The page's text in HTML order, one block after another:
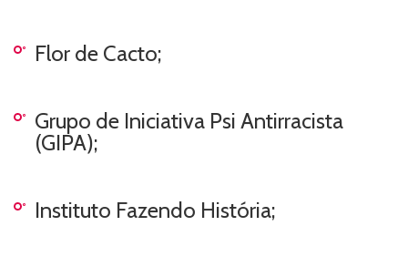
Flor de Cacto;
Grupo de Iniciativa Psi Antirracista
(GIPA);
Instituto Fazendo História;